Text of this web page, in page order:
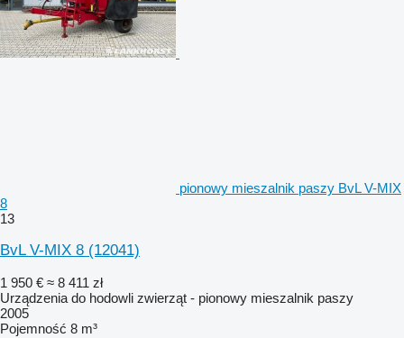
pionowy mieszalnik paszy BvL V-MIX
8
13
BvL V-MIX 8 (12041)
1 950 € ≈ 8 411 zł
Urządzenia do hodowli zwierząt - pionowy mieszalnik paszy
2005
Pojemność 8 m³